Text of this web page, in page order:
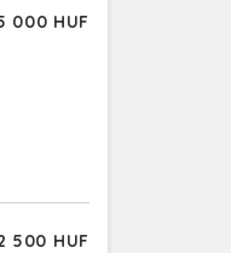
000 HUF
500 HUF